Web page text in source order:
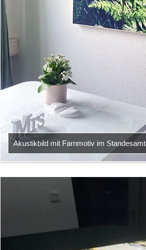
Akustikbild mit Farnmotiv im Standesamt